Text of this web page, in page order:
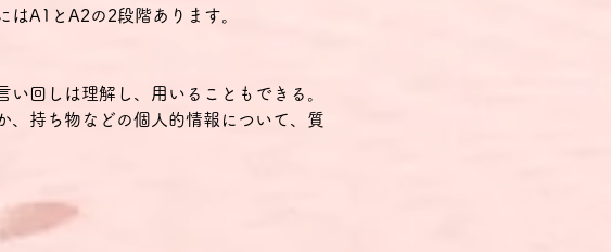
A1とA2の2段階あります。
回しは理解し、用いることもできる。
、持ち物などの個人的情報について、質